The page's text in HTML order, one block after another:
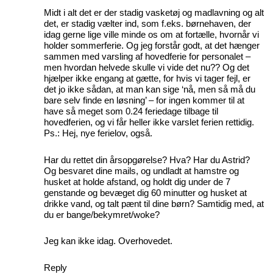
Midt i alt det er der stadig vasketøj og madlavning og alt
det, er stadig vælter ind, som f.eks. børnehaven, der
idag gerne lige ville minde os om at fortælle, hvornår vi
holder sommerferie. Og jeg forstår godt, at det hænger
sammen med varsling af hovedferie for personalet –
men hvordan helvede skulle vi vide det nu?? Og det
hjælper ikke engang at gætte, for hvis vi tager fejl, er
det jo ikke sådan, at man kan sige ‘nå, men så må du
bare selv finde en løsning’ – for ingen kommer til at
have så meget som 0.24 feriedage tilbage til
hovedferien, og vi får heller ikke varslet ferien rettidig.
Ps.: Hej, nye ferielov, også.
Har du rettet din årsopgørelse? Hva? Har du Astrid?
Og besvaret dine mails, og undladt at hamstre og
husket at holde afstand, og holdt dig under de 7
genstande og bevæget dig 60 minutter og husket at
drikke vand, og talt pænt til dine børn? Samtidig med, at
du er bange/bekymret/woke?
Jeg kan ikke idag. Overhovedet.
Reply